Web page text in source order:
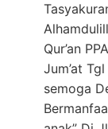
Qur’an
Jum’at
semoga